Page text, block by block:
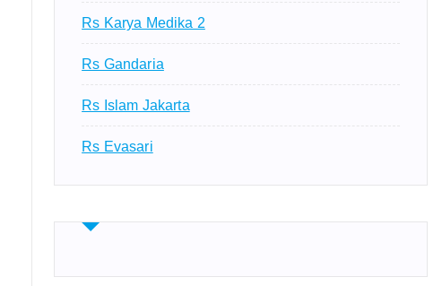
Rs Karya Medika 2
Rs Gandaria
Rs Islam Jakarta
Rs Evasari